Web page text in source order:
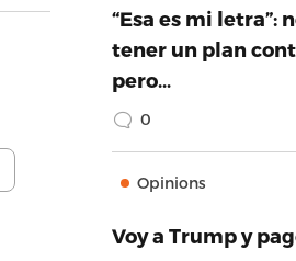
“Esa es mi letra”:
tener un plan
pero…
0
Opinions
Voy a Trump y